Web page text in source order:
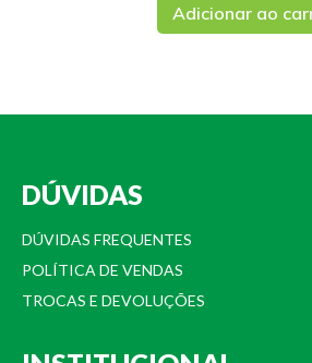
Adicionar ao
DÚVIDAS
DÚVIDAS FREQUENTES
POLÍTICA DE VENDAS
TROCAS E DEVOLUÇÕES